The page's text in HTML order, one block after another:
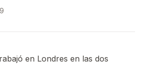
en Londres en las dos